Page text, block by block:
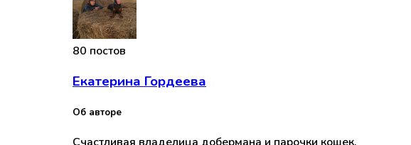
80 постов
Екатерина Гордеева
Об авторе